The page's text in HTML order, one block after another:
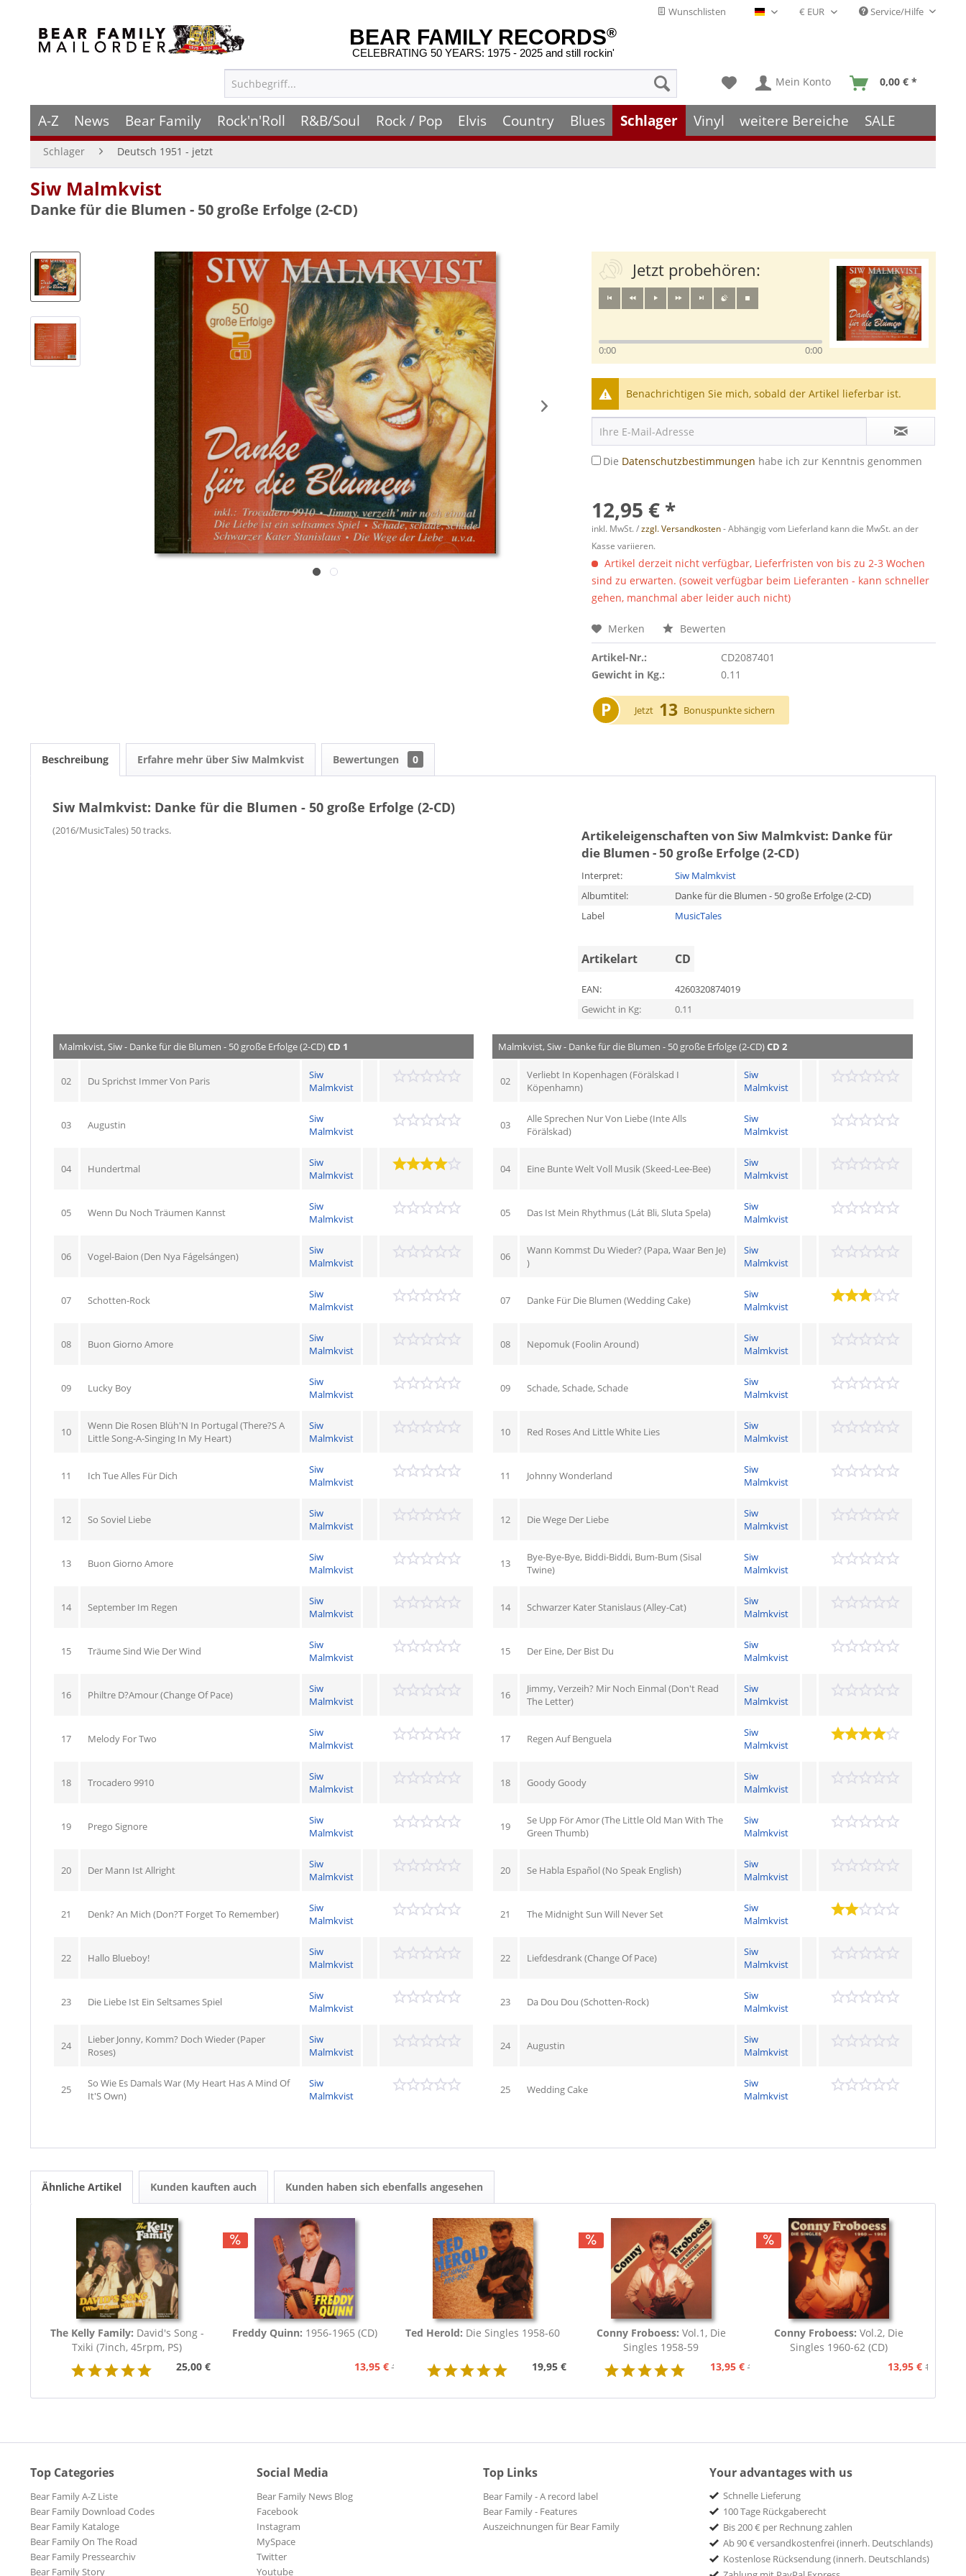
Wunschlisten Deutsch - DE Service/Hilfe
BEAR FAMILY RECORDS®
CELEBRATING 50 YEARS: 1975 - 2025 and still rockin'
Mein Konto 0,00 € *
A-Z News Bear Family Rock'n'Roll R&B/Soul Rock / Pop Elvis Country Blues Schlager Vinyl weitere Bereiche SALE
Schlager Deutsch 1951 - jetzt
Siw Malmkvist
Danke für die Blumen - 50 große Erfolge (2-CD)
Jetzt probehören:
0:00 0:00
Benachrichtigen Sie mich, sobald der Artikel lieferbar ist.
Die Datenschutzbestimmungen habe ich zur Kenntnis genommen
12,95 € *
inkl. MwSt. /zzgl. Versandkosten- Abhängig vom Lieferland kann die MwSt. an der
Kasse variieren.
Artikel derzeit nicht verfügbar, Lieferfristen von bis zu 2-3 Wochen
sind zu erwarten. (soweit verfügbar beim Lieferanten - kann schneller
gehen, manchmal aber leider auch nicht)
Merken Bewerten
Artikel-Nr.:
CD2087401
Gewicht in Kg.:
0.11
P Jetzt 13 Bonuspunkte sichern
Beschreibung Erfahre mehr über Siw Malmkvist Bewertungen 0
Siw Malmkvist: Danke für die Blumen - 50 große Erfolge (2-CD)
(2016/MusicTales) 50 tracks. Artikeleigenschaften von Siw Malmkvist: Danke für
die Blumen - 50 große Erfolge (2-CD)
Interpret:
Siw Malmkvist
Albumtitel:
Danke für die Blumen - 50 große Erfolge (2-CD)
Label
MusicTales
Artikelart CD
EAN:
4260320874019
Gewicht in Kg:
0.11
Malmkvist, Siw - Danke für die Blumen - 50 große Erfolge (2-CD)CD 1
02 Du Sprichst Immer Von Paris
Siw
Malmkvist
03 Augustin
Siw
Malmkvist
04 Hundertmal
Siw
Malmkvist
05 Wenn Du Noch Träumen Kannst
Siw
Malmkvist
06 Vogel-Baion (Den Nya Fágelsángen)
Siw
Malmkvist
07 Schotten-Rock
Siw
Malmkvist
08 Buon Giorno Amore
Siw
Malmkvist
09 Lucky Boy
Siw
Malmkvist
10
Wenn Die Rosen Blüh'N In Portugal (There?S A
Little Song-A-Singing In My Heart)
Siw
Malmkvist
11 Ich Tue Alles Für Dich
Siw
Malmkvist
12 So Soviel Liebe
Siw
Malmkvist
13 Buon Giorno Amore
Siw
Malmkvist
14 September Im Regen
Siw
Malmkvist
15 Träume Sind Wie Der Wind
Siw
Malmkvist
16 Philtre D?Amour (Change Of Pace)
Siw
Malmkvist
17 Melody For Two
Siw
Malmkvist
18 Trocadero 9910
Siw
Malmkvist
19 Prego Signore
Siw
Malmkvist
20 Der Mann Ist Allright
Siw
Malmkvist
21 Denk? An Mich (Don?T Forget To Remember)
Siw
Malmkvist
22 Hallo Blueboy!
Siw
Malmkvist
23 Die Liebe Ist Ein Seltsames Spiel
Siw
Malmkvist
24
Lieber Jonny, Komm? Doch Wieder (Paper
Roses)
Siw
Malmkvist
25
So Wie Es Damals War (My Heart Has A Mind Of
It'S Own)
Siw
Malmkvist
Malmkvist, Siw - Danke für die Blumen - 50 große Erfolge (2-CD)CD 2
02
Verliebt In Kopenhagen (Förälskad I
Köpenhamn)
Siw
Malmkvist
03
Alle Sprechen Nur Von Liebe (Inte Alls
Förälskad)
Siw
Malmkvist
04 Eine Bunte Welt Voll Musik (Skeed-Lee-Bee)
Siw
Malmkvist
05 Das Ist Mein Rhythmus (Lát Bli, Sluta Spela)
Siw
Malmkvist
06
Wann Kommst Du Wieder? (Papa, Waar Ben Je)
)
Siw
Malmkvist
07 Danke Für Die Blumen (Wedding Cake)
Siw
Malmkvist
08 Nepomuk (Foolin Around)
Siw
Malmkvist
09 Schade, Schade, Schade
Siw
Malmkvist
10 Red Roses And Little White Lies
Siw
Malmkvist
11 Johnny Wonderland
Siw
Malmkvist
12 Die Wege Der Liebe
Siw
Malmkvist
13
Bye-Bye-Bye, Biddi-Biddi, Bum-Bum (Sisal
Twine)
Siw
Malmkvist
14 Schwarzer Kater Stanislaus (Alley-Cat)
Siw
Malmkvist
15 Der Eine, Der Bist Du
Siw
Malmkvist
16
Jimmy, Verzeih? Mir Noch Einmal (Don't Read
The Letter)
Siw
Malmkvist
17 Regen Auf Benguela
Siw
Malmkvist
18 Goody Goody
Siw
Malmkvist
19
Se Upp För Amor (The Little Old Man With The
Green Thumb)
Siw
Malmkvist
20 Se Habla Español (No Speak English)
Siw
Malmkvist
21 The Midnight Sun Will Never Set
Siw
Malmkvist
22 Liefdesdrank (Change Of Pace)
Siw
Malmkvist
23 Da Dou Dou (Schotten-Rock)
Siw
Malmkvist
24 Augustin
Siw
Malmkvist
25 Wedding Cake
Siw
Malmkvist
Ähnliche Artikel Kunden kauften auch Kunden haben sich ebenfalls angesehen
The Kelly Family: David's Song -
Txiki (7inch, 45rpm, PS)
25,00 €
Freddy Quinn: 1956-1965 (CD)
13,95 € 15,95 €
Ted Herold: Die Singles 1958-60
19,95 €
Conny Froboess: Vol.1, Die
Singles 1958-59
13,95 € 15,95 €
Conny Froboess:Vol.2, Die
Singles 1960-62 (CD)
13,95 € 15,95 €
Top Categories
Bear Family A-Z Liste
Bear Family Download Codes
Bear Family Kataloge
Bear Family On The Road
Bear Family Pressearchiv
Bear Family Story
Social Media
Bear Family News Blog
Facebook
Instagram
MySpace
Twitter
Youtube
Top Links
Bear Family - A record label
Bear Family - Features
Auszeichnungen für Bear Family
Your advantages with us
Schnelle Lieferung
100 Tage Rückgaberecht
Bis 200 € per Rechnung zahlen
Ab 90 € versandkostenfrei (innerh. Deutschlands)
Kostenlose Rücksendung (innerh. Deutschlands)